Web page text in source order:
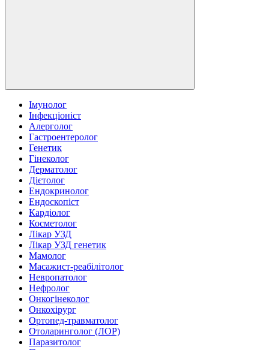
Імунолог
Інфекціоніст
Алерголог
Гастроентеролог
Генетик
Гінеколог
Дерматолог
Дієтолог
Ендокринолог
Ендоскопіст
Кардіолог
Косметолог
Лікар УЗД
Лікар УЗД генетик
Мамолог
Масажист-реабілітолог
Невропатолог
Нефролог
Онкогінеколог
Онкохірург
Ортопед-травматолог
Отоларинголог (ЛОР)
Паразитолог